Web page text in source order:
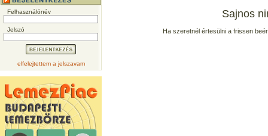
Felhasználónév
Jelszó
elfelejtettem a jelszavam
Sajnos
Ha szeretnél értesülni a frissen